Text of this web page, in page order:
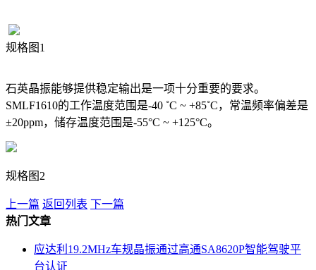
规格图1
石英晶振能够提供稳定输出是一项十分重要的要求。
SMLF1610的工作温度范围是-40 ˚C ~ +85˚C，常温频率偏差是
±20ppm，储存温度范围是-55°C ~ +125°C。
规格图2
上一篇 返回列表 下一篇
热门文章
应达利19.2MHz车规晶振通过高通SA8620P智能驾驶平
台认证